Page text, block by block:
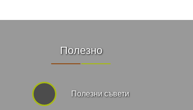
Полезно
Полезни съвети